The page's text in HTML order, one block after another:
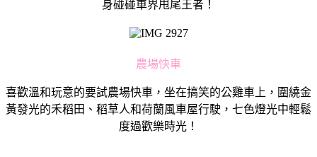
身碰碰車界甩尾王者！
農場快車
喜歡溫和玩意的要試農場快車，坐在搞笑的公雞車上，圍繞金
黃發光的禾稻田、稻草人和荷蘭風車屋行駛，七色燈光中輕鬆
度過歡樂時光！